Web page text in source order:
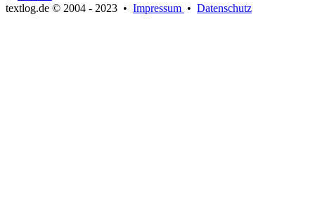
textlog.de © 2004 - 2023 • Impressum • Datenschutz